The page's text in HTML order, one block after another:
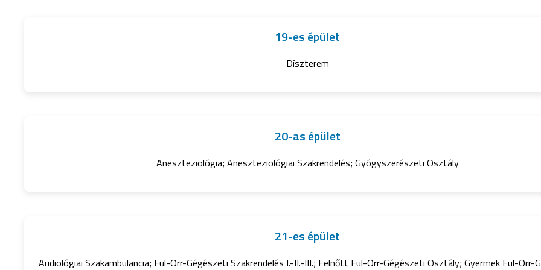
19-es épület
Díszterem
20-as épület
Aneszteziológia; Aneszteziológiai Szakrendelés; Gyógyszerészeti Osztály
21-es épület
Audiológiai Szakambulancia; Fül-Orr-Gégészeti Szakrendelés I.-II.-III.; Felnőtt Fül-Orr-Gégészeti Osztály; Gyermek Fül-Orr-